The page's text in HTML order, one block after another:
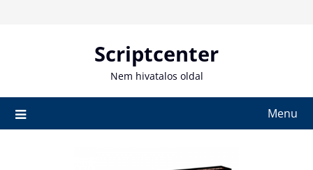
Scriptcenter
Nem hivatalos oldal
Menu